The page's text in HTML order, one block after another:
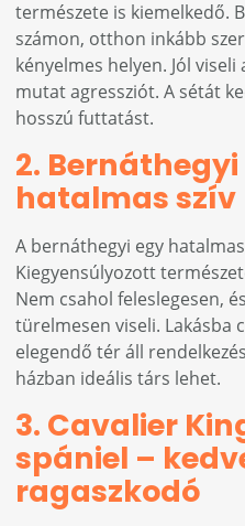
természete is kiemelkedő.
számon, otthon inkább
kényelmes helyen. Jól
mutat agressziót. A sétát
hosszú futtatást.
2.
hatalmas szív
A bernáthegyi egy
Kiegyensúlyozott
Nem csahol feleslegesen,
türelmesen viseli. Lakásba
elegendő tér áll
házban ideális társ lehet.
3. Cavalier
spániel –
ragaszkodó